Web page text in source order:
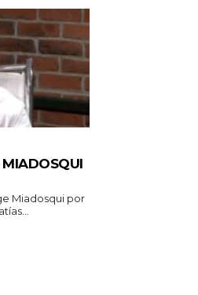
MIADOSQUI
Miadosqui por